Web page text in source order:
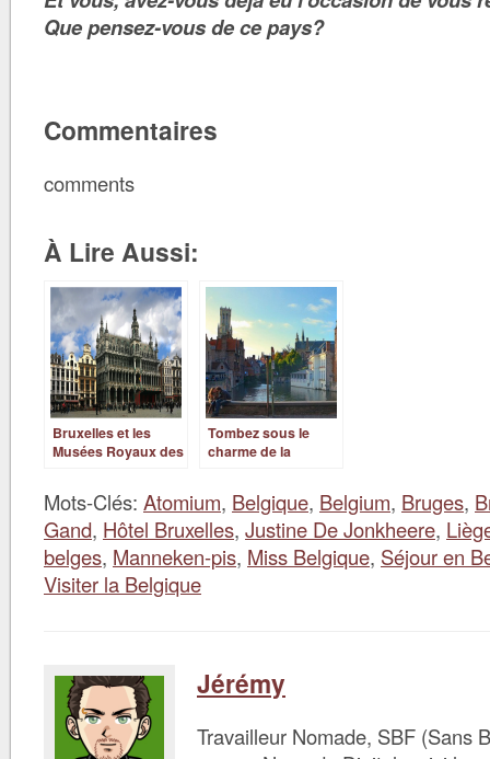
Que pensez-vous de ce pays?
Commentaires
comments
À Lire Aussi:
Bruxelles et les
Musées Royaux des
Tombez sous le
charme de la
Mots-Clés: Atomium, Belgique, Belgium, Bruges,
Gand, Hôtel Bruxelles, Justine De Jonkheere,
belges, Manneken-pis, Miss Belgique, Séjour en
Visiter la Belgique
Jérémy
Travailleur Nomade, SBF (Sans